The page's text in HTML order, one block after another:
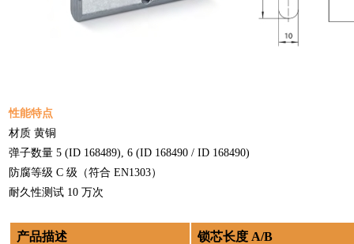
性能特点
材质 黄铜
弹子数量 5 (ID 168489), 6 (ID 168490 / ID 168490)
防腐等级 C 级（符合 EN1303）
耐久性测试 10 万次
产品描述 锁芯长度 A/B